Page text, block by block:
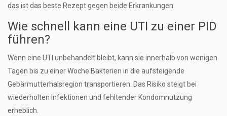
das ist das beste Rezept gegen beide Erkrankungen.
Wie schnell kann eine UTI zu einer PID
führen?
Wenn eine UTI unbehandelt bleibt, kann sie innerhalb von wenigen
Tagen bis zu einer Woche Bakterien in die aufsteigende
Gebärmutterhalsregion transportieren. Das Risiko steigt bei
wiederholten Infektionen und fehltender Kondomnutzung
erheblich.